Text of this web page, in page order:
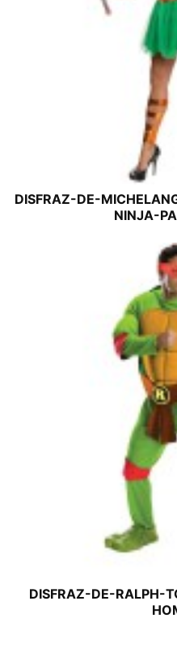
DISFRAZ-DE-
NINJA-
DISFRAZ-DE-RALPH-